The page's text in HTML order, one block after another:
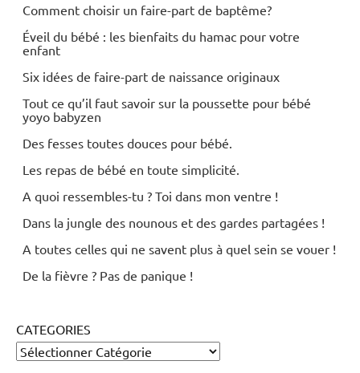
Comment choisir un faire-part de baptême?
Éveil du bébé : les bienfaits du hamac pour votre
enfant
Six idées de faire-part de naissance originaux
Tout ce qu’il faut savoir sur la poussette pour bébé
yoyo babyzen
Des fesses toutes douces pour bébé.
Les repas de bébé en toute simplicité.
A quoi ressembles-tu ? Toi dans mon ventre !
Dans la jungle des nounous et des gardes partagées !
A toutes celles qui ne savent plus à quel sein se vouer !
De la fièvre ? Pas de panique !
CATEGORIES